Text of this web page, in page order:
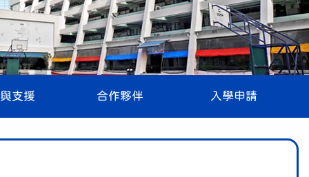
支援 合作夥伴 入學申請